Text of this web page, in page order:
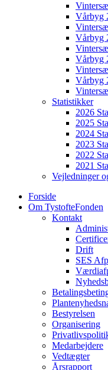
Vårbyg
Vårbyg
Vårbyg
Vårbyg
Statistikker
2026
2025
2024
2023
2022
2021
Vejledninger
Forside
Om TystofteFonden
Kontakt
Drift
SES
Bestyrelsen
Organisering
Medarbejdere
Vedtægter
Årsrapport